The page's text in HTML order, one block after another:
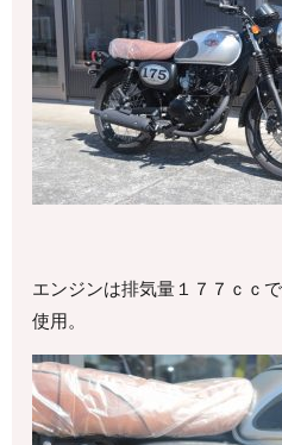
エンジンは排気量１７７ｃｃ
使用。